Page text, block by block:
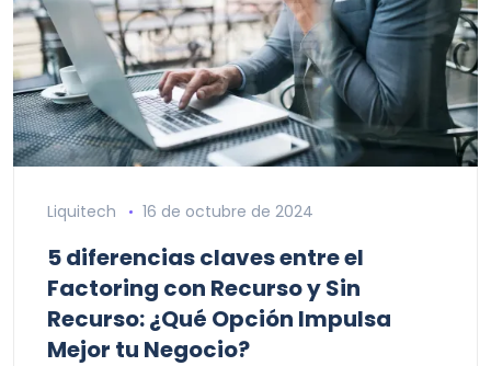
Liquitech 16 de octubre de 2024
5 diferencias claves entre el
Factoring con Recurso y Sin
Recurso: ¿Qué Opción Impulsa
Mejor tu Negocio?